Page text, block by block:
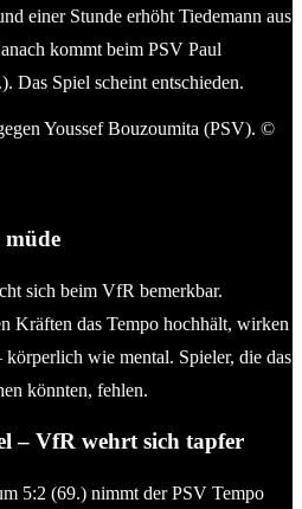
einer Stunde erhöht Tiedemann aus
kommt beim PSV Paul
Das Spiel scheint entschieden.
müde
sich beim VfR bemerkbar.
Kräften das Tempo hochhält, wirken
körperlich wie mental. Spieler, die das
könnten, fehlen.
– VfR wehrt sich tapfer
5:2 (69.) nimmt der PSV Tempo